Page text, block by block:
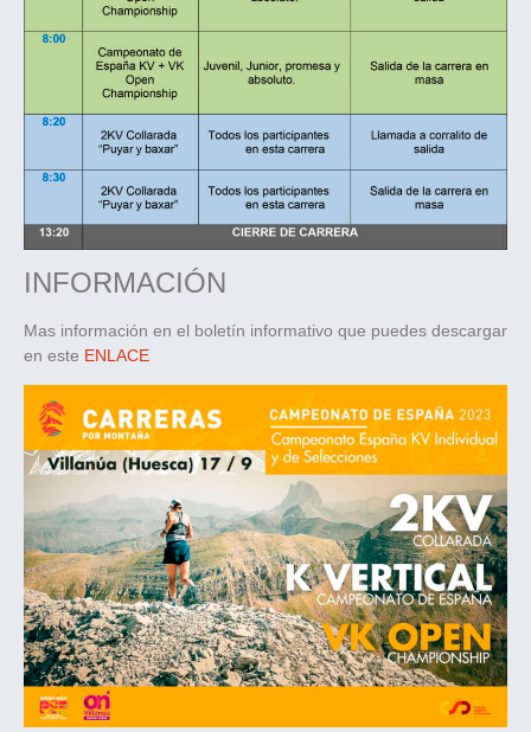
INFORMACIÓN
Mas información en el boletín informativo que puedes descargar
en este ENLACE